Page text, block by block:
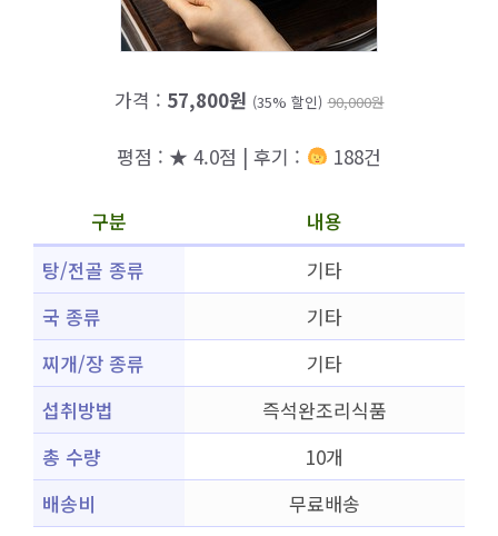
가격 : 57,800원 (35% 할인) 90,000원
평점 : ★ 4.0점 | 후기 : 188건
구분
내용
탕/전골 종류
기타
국 종류
기타
찌개/장 종류
기타
섭취방법
즉석완조리식품
총 수량
10개
배송비
무료배송